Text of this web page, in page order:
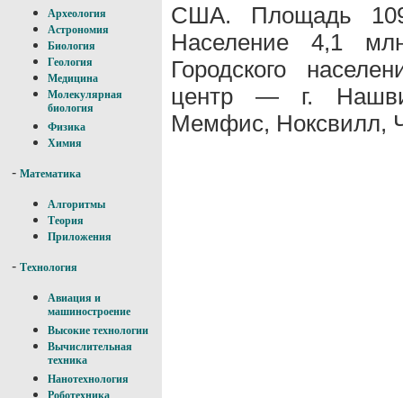
Археология
Астрономия
Биология
Геология
Медицина
Молекулярная
биология
Физика
Химия
- Математика
Алгоритмы
Теория
Приложения
- Технология
Авиация и
машиностроение
Высокие технологии
Вычислительная
техника
Нанотехнология
Роботехника
США. Площадь
Население 4,1
Городского
центр — г.
Мемфис, Ноксвилл,